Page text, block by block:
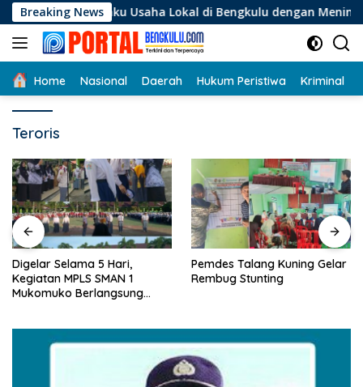
Langsung
ke
konten
Breaking News
Pelaku Usaha Lokal di Bengkulu dengan Meningkatkan
Home Nasional Daerah Hukum Peristiwa Kriminal
Teroris
Digelar Selama 5 Hari,
Kegiatan MPLS SMAN 1
Mukomuko Berlangsung
Pemdes Talang Kuning Gelar
Rembug Stunting